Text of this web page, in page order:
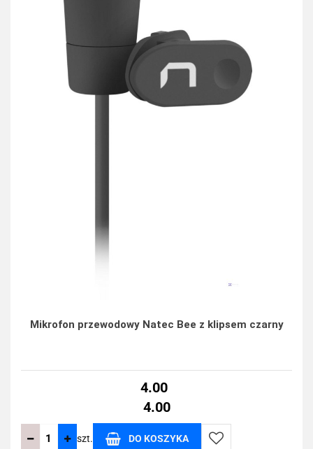
Mikrofon przewodowy Natec Bee z klipsem czarny
4.00
4.00
szt. DO KOSZYKA